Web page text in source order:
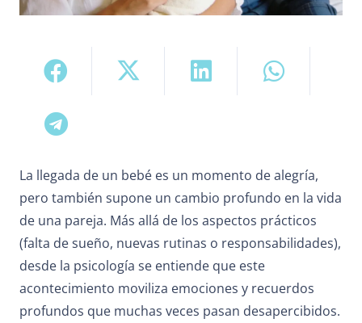
La llegada de un bebé es un momento de alegría,
pero también supone un cambio profundo en la vida
de una pareja. Más allá de los aspectos prácticos
(falta de sueño, nuevas rutinas o responsabilidades),
desde la psicología se entiende que este
acontecimiento moviliza emociones y recuerdos
profundos que muchas veces pasan desapercibidos.